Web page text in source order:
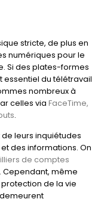
stricte, de plus en
numériques pour le
Si des plates-formes
essentiel du télétravail
nombreux à
celles via FaceTime,
.
leurs inquiétudes
des informations. On
de comptes
. Cependant, même
protection de la vie